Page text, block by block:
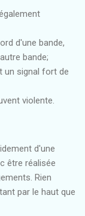
d'une bande,
bande;
un signal fort de
violente.
d'une
être réalisée
Rien
par le haut que